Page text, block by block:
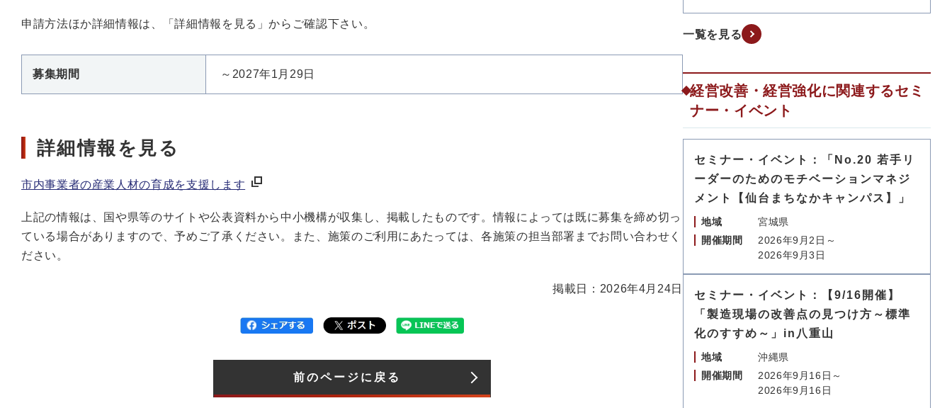
申請方法ほか詳細情報は、「詳細情報を見る」からご確認下さい。
募集期間 ～2027年1月29日
詳細情報を見る
市内事業者の産業人材の育成を支援します
上記の情報は、国や県等のサイトや公表資料から中小機構が収集し、掲載したものです。情報によっては既に募集を締め切っ
ている場合がありますので、予めご了承ください。また、施策のご利用にあたっては、各施策の担当部署までお問い合わせく
ださい。
掲載日：2026年4月24日
前のページに戻る
一覧を見る
経営改善・経営強化に関連するセミ
ナー・イベント
セミナー・イベント：「No.20 若手リ
ーダーのためのモチベーションマネジ
メント【仙台まちなかキャンパス】」
地域
宮城県
開催期間
2026年9月2日～
2026年9月3日
セミナー・イベント：【9/16開催】
「製造現場の改善点の見つけ方～標準
化のすすめ～」in八重山
地域
沖縄県
開催期間
2026年9月16日～
2026年9月16日